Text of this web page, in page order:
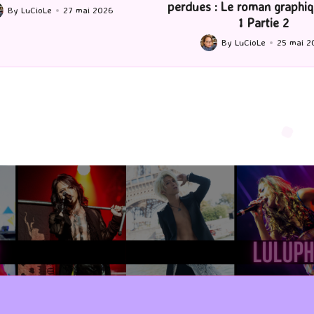
: Le roman graphique Tome
by
By LuCioLe 22 mai